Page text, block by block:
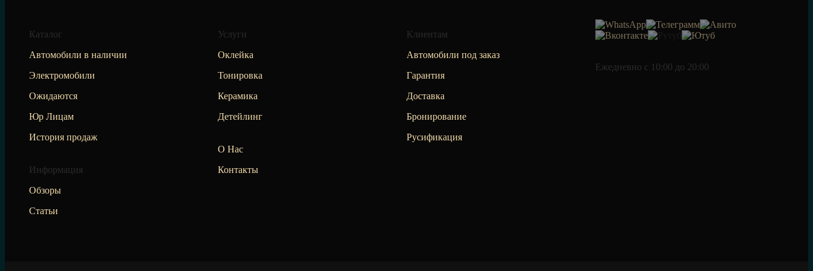
Каталог
Автомобили в наличии
Электромобили
Ожидаются
Юр Лицам
История продаж
Информация
Обзоры
Статьи
Услуги
Оклейка
Тонировка
Керамика
Детейлинг
О Нас
Контакты
Клиентам
Автомобили под заказ
Гарантия
Доставка
Бронирование
Русификация
Ежедневно c 10:00 до 20:00